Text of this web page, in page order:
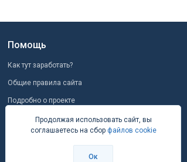
Помощь
Как тут заработать?
Общие правила сайта
Подробно о проекте
Школа ставокПродолжая использовать сайт, вы
соглашаетесь на сбор файлов cookie
Ок